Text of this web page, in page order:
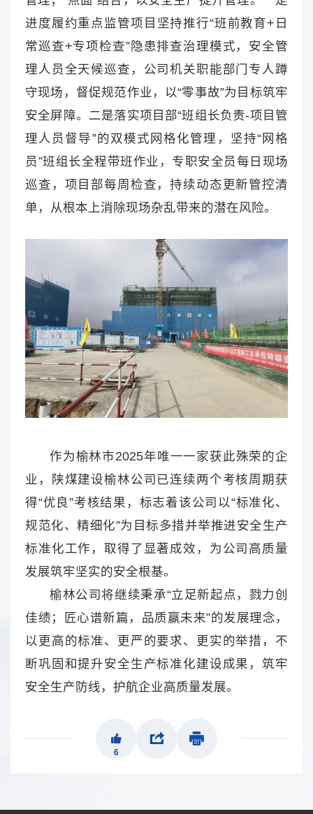
进度履约重点监管项目坚持推行“班前教育+日
常巡查+专项检查”隐患排查治理模式，安全管
理人员全天候巡查，公司机关职能部门专人蹲
守现场，督促规范作业，以“零事故”为目标筑牢
安全屏障。二是落实项目部“班组长负责-项目管
理人员督导”的双模式网格化管理，坚持“网格
员”班组长全程带班作业，专职安全员每日现场
巡查，项目部每周检查，持续动态更新管控清
单，从根本上消除现场杂乱带来的潜在风险。
作为榆林市2025年唯一一家获此殊荣的企
业，陕煤建设榆林公司已连续两个考核周期获
得“优良”考核结果，标志着该公司以“标准化、
规范化、精细化”为目标多措并举推进安全生产
标准化工作，取得了显著成效，为公司高质量
发展筑牢坚实的安全根基。
榆林公司将继续秉承“立足新起点，戮力创
佳绩；匠心谱新篇，品质赢未来”的发展理念，
以更高的标准、更严的要求、更实的举措，不
断巩固和提升安全生产标准化建设成果，筑牢
安全生产防线，护航企业高质量发展。
6